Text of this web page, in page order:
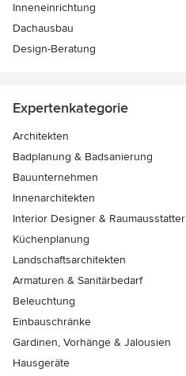
Inneneinrichtung
Dachausbau
Design-Beratung
Expertenkategorie
Architekten
Badplanung & Badsanierung
Bauunternehmen
Innenarchitekten
Interior Designer & Raumausstatter
Küchenplanung
Landschaftsarchitekten
Armaturen & Sanitärbedarf
Beleuchtung
Einbauschränke
Gardinen, Vorhänge & Jalousien
Hausgeräte